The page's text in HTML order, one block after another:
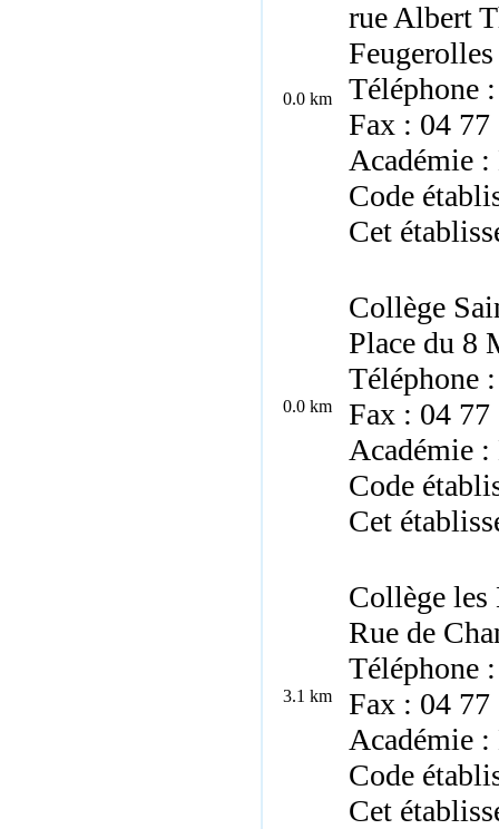
0.0 km
rue Albert
Feugerolles
Téléphone
Fax : 04 77
Académie
Code
Cet
0.0 km
Collège
Place du 8
Téléphone
Fax : 04 77
Académie
Code
Cet
3.1 km
Collège les
Rue de
Téléphone
Fax : 04 77
Académie
Code
Cet